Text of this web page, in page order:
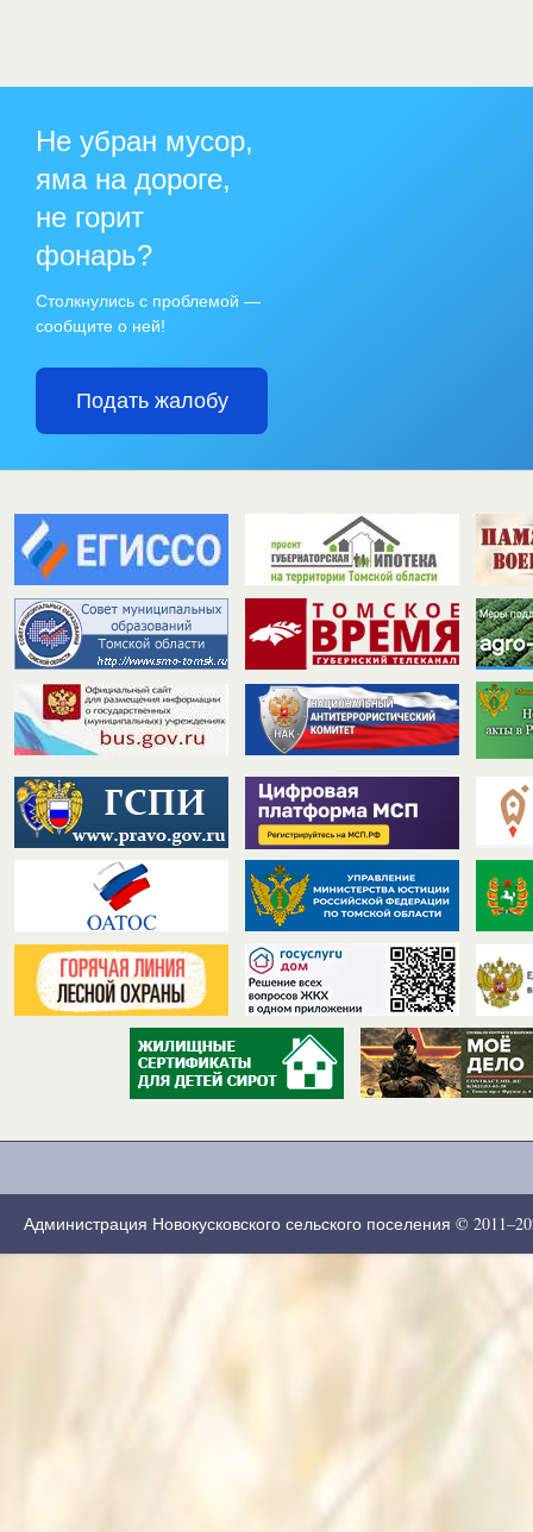
Не убран мусор,
яма на дороге,
не горит
фонарь?
Столкнулись с проблемой —
сообщите о ней!
Подать жалобу
Администрация Новокусковского сельского поселения ©